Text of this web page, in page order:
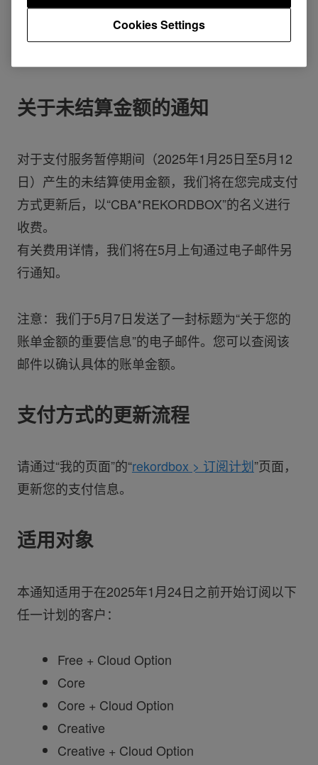
※若您使用的是Cloud Library Sync、Cloud Direct
Play等服务，取消订阅后相关功能将受到限制，敬
关于未结算金额的通知
对于支付服务暂停期间（2025年1月25日至5月12
日）产生的未结算使用金额，我们将在您完成支付
方式更新后，以“CBA*REKORDBOX”的名义进行
收费。
有关费用详情，我们将在5月上旬通过电子邮件另
行通知。
注意：我们于5月7日发送了一封标题为“关于您的
账单金额的重要信息”的电子邮件。您可以查阅该
邮件以确认具体的账单金额。
支付方式的更新流程
请通过“我的页面”的“rekordbox > 订阅计划”页面，
更新您的支付信息。
适用对象
本通知适用于在2025年1月24日之前开始订阅以下
任一计划的客户：
Free + Cloud Option
Core
Core + Cloud Option
Creative
Creative + Cloud Option
Cookies Settings